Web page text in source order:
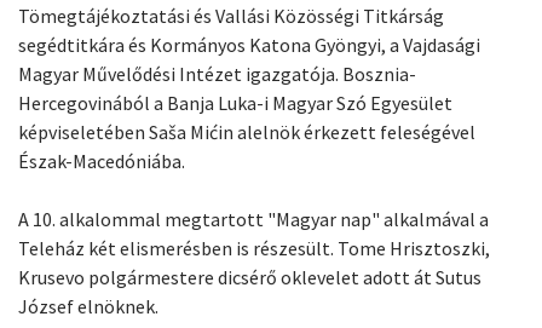
Tömegtájékoztatási és Vallási Közösségi Titkárság
segédtitkára és Kormányos Katona Gyöngyi, a Vajdasági
Magyar Művelődési Intézet igazgatója. Bosznia-
Hercegovinából a Banja Luka-i Magyar Szó Egyesület
képviseletében Saša Mićin alelnök érkezett feleségével
Észak-Macedóniába.
A 10. alkalommal megtartott "Magyar nap" alkalmával a
Teleház két elismerésben is részesült. Tome Hrisztoszki,
Krusevo polgármestere dicsérő oklevelet adott át Sutus
József elnöknek.